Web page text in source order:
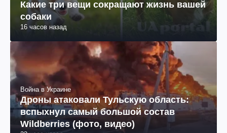
Какие три вещи сокращают жизнь вашей
собаки
16 часов назад
Война в Украине
Дроны атаковали Тульскую область:
вспыхнул самый большой состав
Wildberries (фото, видео)